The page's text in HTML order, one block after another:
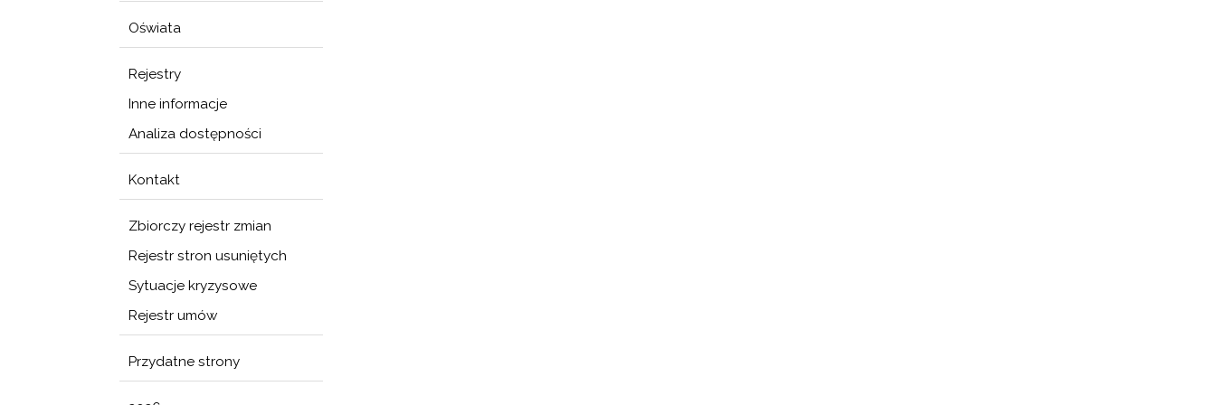
Oświata
Rejestry
Inne informacje
Analiza dostępności
Kontakt
Zbiorczy rejestr zmian
Rejestr stron usuniętych
Sytuacje kryzysowe
Rejestr umów
Przydatne strony